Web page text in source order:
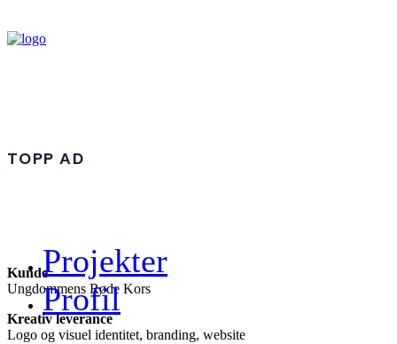
Projekter
Profil
TOPP AD
Kunde
Ungdommens Røde Kors
Kreativ leverance
Logo og visuel identitet, branding, website